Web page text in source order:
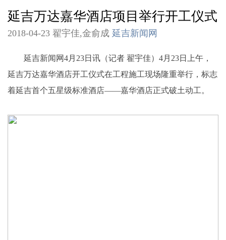
延吉万达嘉华酒店项目举行开工仪式
2018-04-23 翟宇佳,金俞成 延吉新闻网
延吉新闻网4月23日讯（记者 翟宇佳）4月23日上午，
延吉万达嘉华酒店开工仪式在工程施工现场隆重举行，标志
着延吉首个五星级标准酒店——嘉华酒店正式破土动工。